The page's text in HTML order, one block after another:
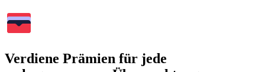
Verdiene Prämien für jede